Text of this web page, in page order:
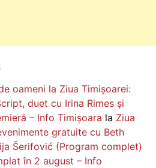
oameni la Ziua Timișoarei:
duet cu Irina Rimes și
– Info Timișoara la Ziua
gratuite cu Beth
Šerifović (Program complet)
în 2 august – Info